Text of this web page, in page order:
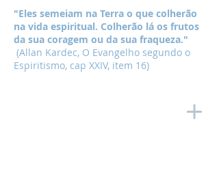
"Eles semeiam na Terra o que colherão
na vida espiritual. Colherão lá os frutos
da sua coragem ou da sua fraqueza."
(Allan Kardec, O Evangelho segundo o
Espiritismo, cap XXIV, item 16)